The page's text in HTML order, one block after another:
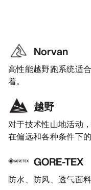
Norvan
高性能越野跑系统适
着。
越野
对于技术性山地活动
在偏远和各种条件下
GORE-TEX
防水、防风、透气面